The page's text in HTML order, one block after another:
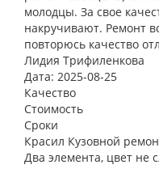
молодцы. За свое
накручивают. Ремонт
повторюсь качество
Лидия Трифиленкова
Дата: 2025-08-25
Качество
Стоимость
Сроки
Красил Кузовной
Два элемента, цвет не